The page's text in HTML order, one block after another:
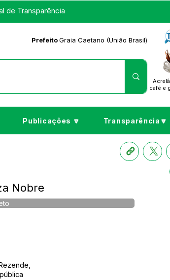
de Transparência
PrefeitoGraia Caetano (União Brasil)
café e
Publicações 🔽 Transparência🔽
Nobre